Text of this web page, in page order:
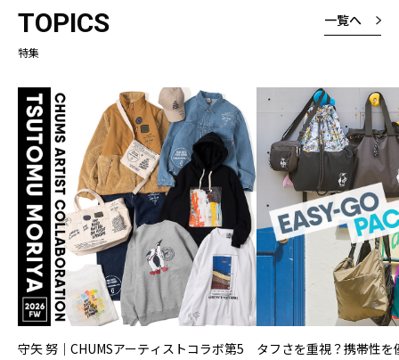
TOPICS
特集
一覧へ
守矢 努｜CHUMSアーティストコラボ第5
タフさを重視？携帯性